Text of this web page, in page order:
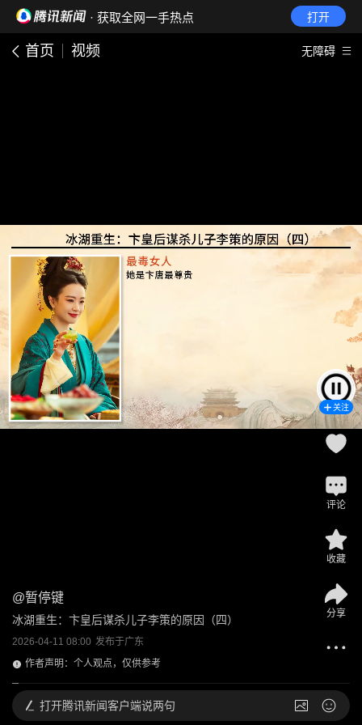
· 获取全网一手热点 打开
首页 视频 无障碍
@暂停键
冰湖重生：卞皇后谋杀儿子李策的原因（四）
2026-04-11 08:00 发布于广东
作者声明：个人观点，仅供参考
关注
评论
收藏
分享
打开腾讯新闻客户端说两句